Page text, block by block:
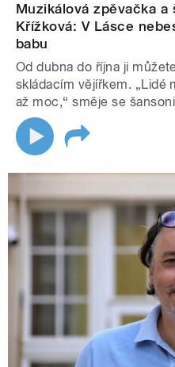
Muzikálová zpěvačka a
Křížková: V Lásce
babu
Od dubna do října ji
skládacím vějířkem. „Lidé
až moc,“ směje se